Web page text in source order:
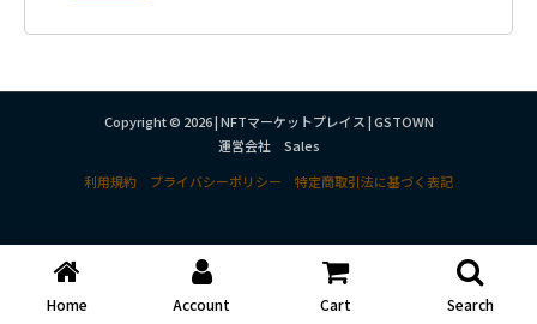
Copyright © 2026 | NFTマーケットプレイス | GSTOWN
運営会社 Sales
利用規約
プライバシーポリシー 特定商取引法に基づく表記
Home Account Cart Search